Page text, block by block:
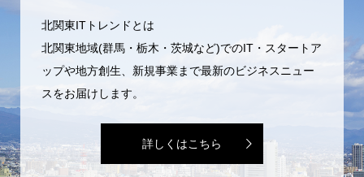
北関東ITトレンドとは
北関東地域(群馬・栃木・茨城など)でのIT・スタートア
ップや地方創生、新規事業まで最新のビジネスニュー
スをお届けします。
詳しくはこちら